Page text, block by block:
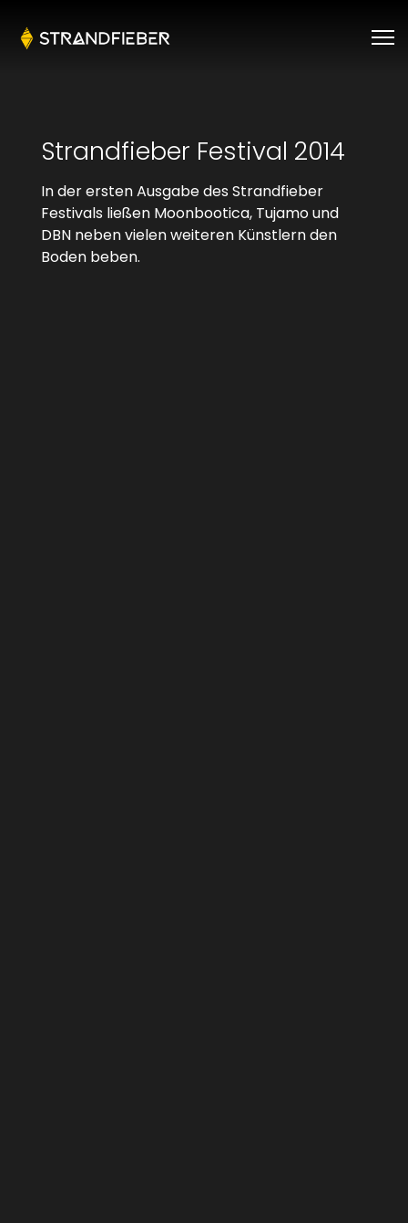
Strandfieber Festival 2014
In der ersten Ausgabe des Strandfieber
Festivals ließen Moonbootica, Tujamo und
DBN neben vielen weiteren Künstlern den
Boden beben.